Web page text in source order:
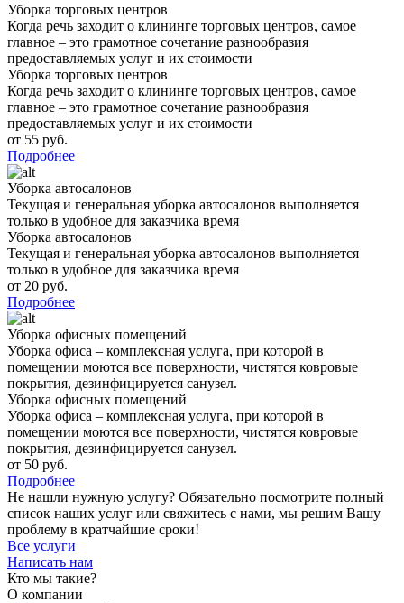
Уборка торговых центров
Когда речь заходит о клининге торговых центров, самое
главное – это грамотное сочетание разнообразия
предоставляемых услуг и их стоимости
Уборка торговых центров
Когда речь заходит о клининге торговых центров, самое
главное – это грамотное сочетание разнообразия
предоставляемых услуг и их стоимости
от 55 руб.
Подробнее
Уборка автосалонов
Текущая и генеральная уборка автосалонов выполняется
только в удобное для заказчика время
Уборка автосалонов
Текущая и генеральная уборка автосалонов выполняется
только в удобное для заказчика время
от 20 руб.
Подробнее
Уборка офисных помещений
Уборка офиса – комплексная услуга, при которой в
помещении моются все поверхности, чистятся ковровые
покрытия, дезинфицируется санузел.
Уборка офисных помещений
Уборка офиса – комплексная услуга, при которой в
помещении моются все поверхности, чистятся ковровые
покрытия, дезинфицируется санузел.
от 50 руб.
Подробнее
Не нашли нужную услугу? Обязательно посмотрите полный
список наших услуг или свяжитесь с нами, мы решим Вашу
проблему в кратчайшие сроки!
Все услуги
Написать нам
Кто мы такие?
О компании